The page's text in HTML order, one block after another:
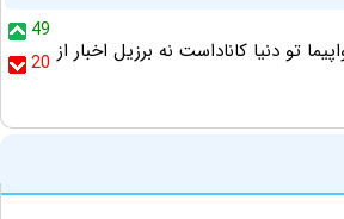
49
20 تو دنیا کاناداست نه برزیل اخبار از